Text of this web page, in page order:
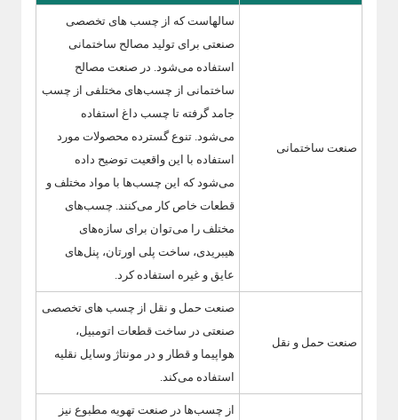
صنعت ساختمانی
سالهاست که از چسب های تخصصی
صنعتی برای تولید مصالح ساختمانی
استفاده می‌شود. در صنعت مصالح
ساختمانی از چسب‌های مختلفی از چسب
جامد گرفته تا چسب داغ استفاده
می‌شود. تنوع گسترده محصولات مورد
استفاده با این واقعیت توضیح داده
می‌شود که این چسب‌ها با مواد مختلف و
قطعات خاص کار می‌کنند. چسب‌های
مختلف را می‌توان برای سازه‌های
هیبریدی، ساخت پلی اورتان، پنل‌های
عایق و غیره استفاده کرد.
صنعت حمل و نقل
صنعت حمل و نقل از چسب های تخصصی
صنعتی در ساخت قطعات اتومبیل،
هواپیما و قطار و در مونتاژ وسایل نقلیه
استفاده می‌کند.
از چسب‌ها در صنعت تهویه مطبوع نیز